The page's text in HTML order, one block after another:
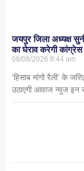
जयपुर जिला अध्यक्ष
का घेराव करेगी कांग्रेस
08/08/2026 8:44 am
‘हिसाब मांगो रैली’ के
उठाएगी आवाज न्यूज इन